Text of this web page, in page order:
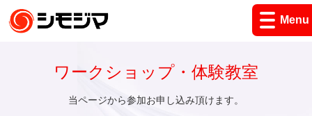
Menu
ワークショップ・体験教室
当ページから参加お申し込み頂けます。